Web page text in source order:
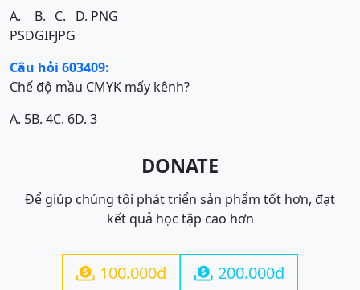
A.
PSD
B.
GIF
C.
JPG
D. PNG
Câu hỏi 603409:
Chế độ mầu CMYK mấy kênh?
A. 5B. 4C. 6D. 3
DONATE
Để giúp chúng tôi phát triển sản phẩm tốt hơn, đạt
kết quả học tập cao hơn
 100.000đ  200.000đ